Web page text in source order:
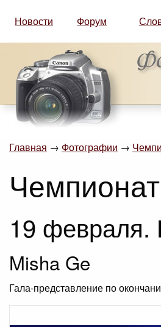
Новости Форум
Главная → Фотографии →
19 февраля.
Misha Ge
Гала-представление по